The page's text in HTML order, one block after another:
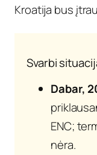
Kroatija bus
Svarbi
Dabar,
ENC;
nėra.